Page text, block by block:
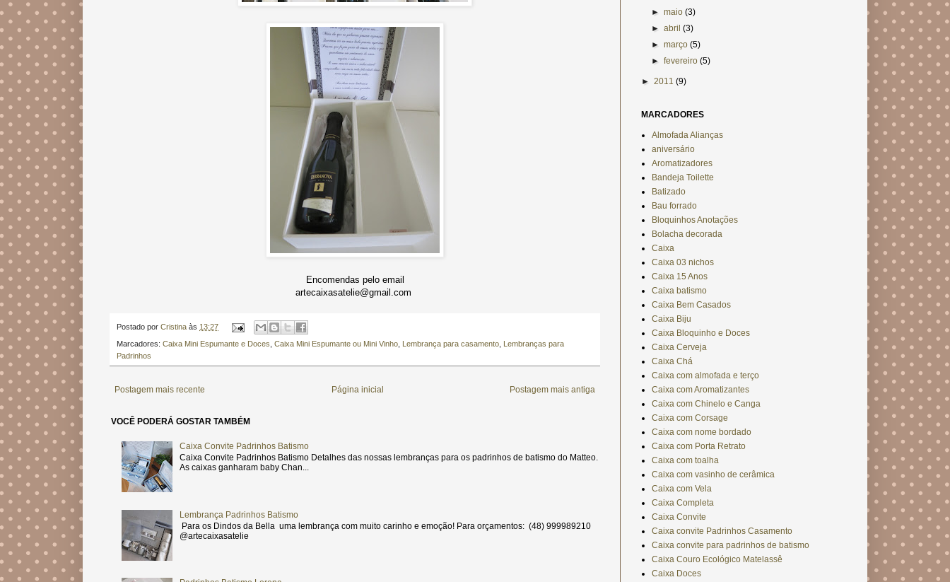
Encomendas pelo email
artecaixasatelie@gmail.com
Postado por Cristina às 13:27
Marcadores: Caixa Mini Espumante e Doces, Caixa Mini Espumante ou Mini Vinho, Lembrança para casamento, Lembranças para
Padrinhos
Postagem mais recente Postagem mais antiga
Página inicial
VOCÊ PODERÁ GOSTAR TAMBÉM
Caixa Convite Padrinhos Batismo
Caixa Convite Padrinhos Batismo Detalhes das nossas lembranças para os padrinhos de batismo do Matteo.
As caixas ganharam baby Chan...
Lembrança Padrinhos Batismo
Para os Dindos da Bella uma lembrança com muito carinho e emoção! Para orçamentos: (48) 999989210
@artecaixasatelie
►maio(3)
►abril(3)
►março(5)
►fevereiro(5)
► 2011 (9)
MARCADORES
Almofada Alianças
aniversário
Aromatizadores
Bandeja Toilette
Batizado
Bau forrado
Bloquinhos Anotações
Bolacha decorada
Caixa
Caixa 03 nichos
Caixa 15 Anos
Caixa batismo
Caixa Bem Casados
Caixa Biju
Caixa Bloquinho e Doces
Caixa Cerveja
Caixa Chá
Caixa com almofada e terço
Caixa com Aromatizantes
Caixa com Chinelo e Canga
Caixa com Corsage
Caixa com nome bordado
Caixa com Porta Retrato
Caixa com toalha
Caixa com vasinho de cerâmica
Caixa com Vela
Caixa Completa
Caixa Convite
Caixa convite Padrinhos Casamento
Caixa convite para padrinhos de batismo
Caixa Couro Ecológico Matelassê
Caixa Doces